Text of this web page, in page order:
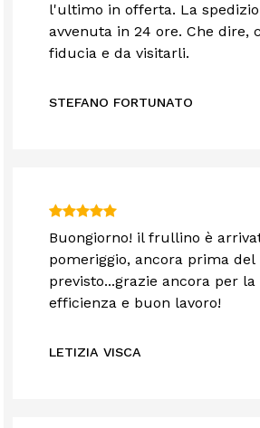
l'ultimo in offerta. La
avvenuta in 24 ore. Che dire,
fiducia e da visitarli.
STEFANO FORTUNATO
Buongiorno! il frullino è
pomeriggio, ancora prima del
previsto...grazie ancora per
efficienza e buon lavoro!
LETIZIA VISCA